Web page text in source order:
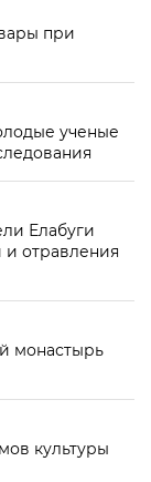
при
ученые
Елабуги
отравления
монастырь
культуры